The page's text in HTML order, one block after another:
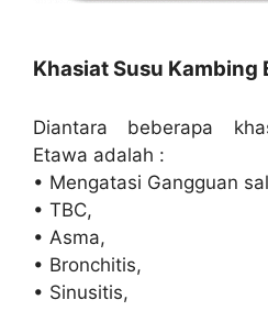
Khasiat Susu Kambing
Diantara beberapa
Etawa adalah :
• Mengatasi Gangguan
• TBC,
• Asma,
• Bronchitis,
• Sinusitis,